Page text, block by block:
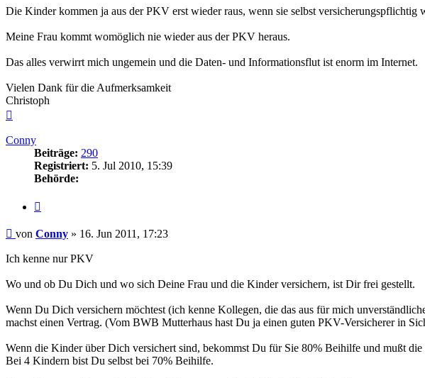
Die Kinder kommen ja aus der PKV erst wieder raus, wenn sie selbst versicherungspflichtig
Meine Frau kommt womöglich nie wieder aus der PKV heraus.
Das alles verwirrt mich ungemein und die Daten- und Informationsflut ist enorm im Internet.
Vielen Dank für die Aufmerksamkeit
Christoph
Conny
Beiträge: 290
Registriert: 5. Jul 2010, 15:39
Behörde:
Beitrag
von Conny » 16. Jun 2011, 17:23
Ich kenne nur PKV
Wo und ob Du Dich und wo sich Deine Frau und die Kinder versichern, ist Dir frei gestellt.
Wenn Du Dich versichern möchtest (ich kenne Kollegen, die das aus für mich
machst einen Vertrag. (Vom BWB Mutterhaus hast Du ja einen guten PKV-Versicherer in
Wenn die Kinder über Dich versichert sind, bekommst Du für Sie 80% Beihilfe und mußt die
Bei 4 Kindern bist Du selbst bei 70% Beihilfe.